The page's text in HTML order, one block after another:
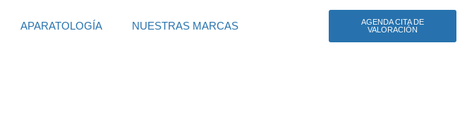
APARATOLOGÍA NUESTRAS MARCAS
AGENDA CITA DE
VALORACIÓN